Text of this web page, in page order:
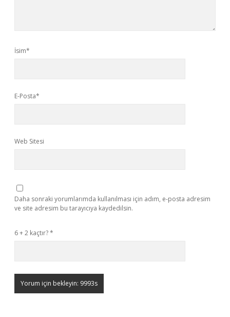
İsim*
E-Posta*
Web Sitesi
Daha sonraki yorumlarımda kullanılması için adım, e-posta adresim
ve site adresim bu tarayıcıya kaydedilsin.
6 + 2 kaçtır?*